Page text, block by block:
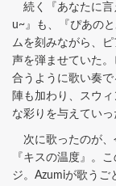
続く『あなたに言
u~』も、『ぴあの
ムを刻みながら、
声を弾ませていた
合うように歌い奏
陣も加わり、スウ
な彩りを与えていっ
次に歌ったのが、
『キスの温度』。
ジ。Azumiが歌うご